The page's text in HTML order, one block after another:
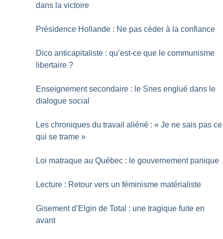
dans la victoire
Présidence Hollande : Ne pas céder à la confiance
Dico anticapitaliste : qu’est-ce que le communisme
libertaire ?
Enseignement secondaire : le Snes englué dans le
dialogue social
Les chroniques du travail aliéné : « Je ne sais pas ce
qui se trame »
Loi matraque au Québec : le gouvernement panique
Lecture : Retour vers un féminisme matérialiste
Gisement d’Elgin de Total : une tragique fuite en
avant